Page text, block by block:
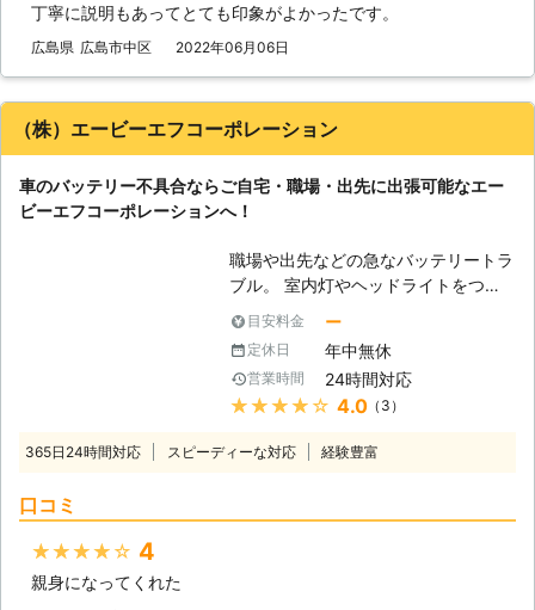
てしまったからです。車のエンジンは
バッテリー内の電気を利用して動きだ
す。 またエンジンだけではなくカー
ナビやオーディオといった、電気を利
って動かなくなってしまいます。
●24時間365日で対応可能！突然の事
できます 車のバッテリーが上がって
しまったことに気づくのは、車を運転
しようとしたけれどうんともすんとも
動かないときです。実際に運転をしよ
うとしたその瞬間に気が付くので、時
間的に余裕がないことも多いでしょ
う。 そんなときこそ、弊社「株式会
社クイックキャット」の出番です！弊
社は、24時間365日対応していま
えて準備しているからこそ、お客様か
丁寧に説明もあってとても印象がよかったです。
広島県 広島市中区 2022年06月06日
（株）エービーエフコーポレーション
車のバッテリー不具合ならご自宅・職場・出先に出張可能なエー
ビーエフコーポレーションへ！
職場や出先などの急なバッテリートラ
ブル。 室内灯やヘッドライトをつけ
っぱなしにしていることで、バッテリ
ーが上がってしまう話もよく聞きま
す。 気を付けていてもふとした気の
緩みで起きてしまうこともありますの
で、そのようなときは焦らず対応可能
ンが掛からない」 「メーターが光ら
目安料金 ー
定休日 年中無休
営業時間 24時間対応
★★★★★ 4.0（3）
365日24時間対応 スピーディーな対応 経験豊富
口コミ
★★★★★ 4
親身になってくれた